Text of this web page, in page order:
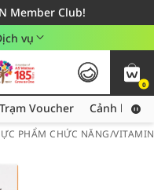
Member Club!
hàng từ 249,000Đ
khu vực TP. Hồ Chí Minh
vụ
0
Thu thập thêm voucher hot tại Trạm Voucher Voucher Cảnh báo
PHẨM CHỨC NĂNG/